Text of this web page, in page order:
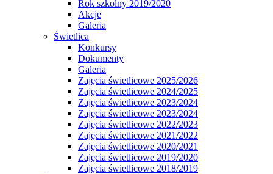
Rok szkolny 2019/2020
Akcje
Galeria
Świetlica
Konkursy
Dokumenty
Galeria
Zajęcia świetlicowe 2025/2026
Zajęcia świetlicowe 2024/2025
Zajęcia świetlicowe 2023/2024
Zajęcia świetlicowe 2023/2024
Zajęcia świetlicowe 2022/2023
Zajęcia świetlicowe 2021/2022
Zajęcia świetlicowe 2020/2021
Zajęcia świetlicowe 2019/2020
Zajęcia świetlicowe 2018/2019